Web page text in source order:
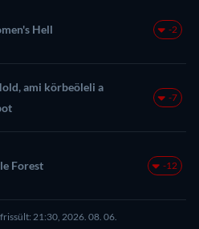
Hell -2
ami körbeöleli a
-7
Forest -12
21:30, 2026. 08. 06.